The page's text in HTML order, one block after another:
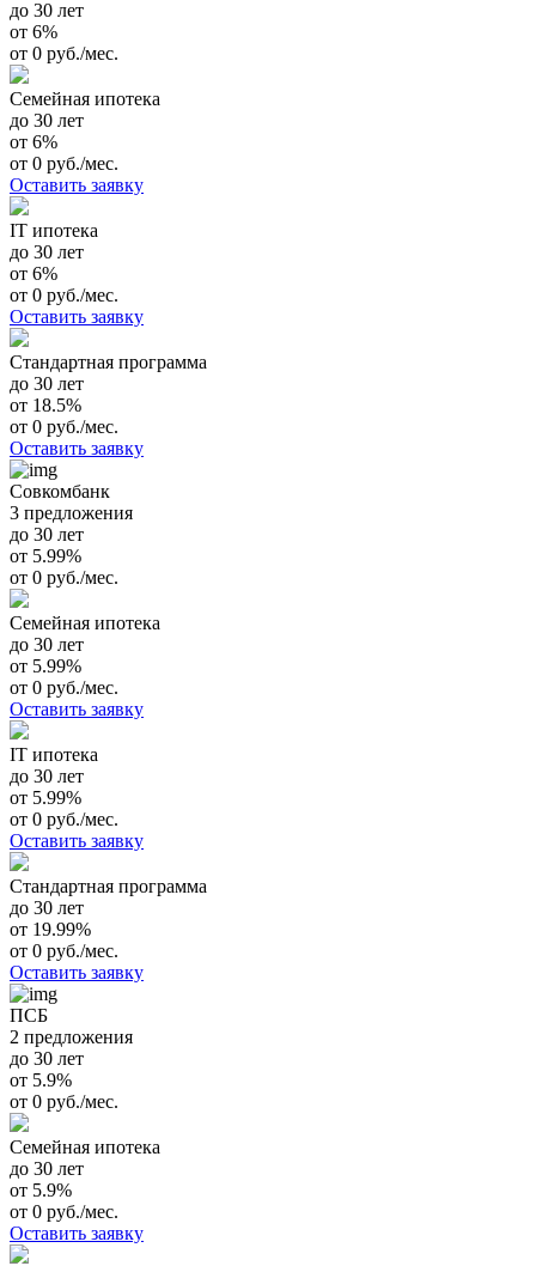
до 30 лет
от 6%
от 0 руб./мес.
Семейная ипотека
до 30 лет
от 6%
от 0 руб./мес.
Оставить заявку
IT ипотека
до 30 лет
от 6%
от 0 руб./мес.
Оставить заявку
Стандартная программа
до 30 лет
от 18.5%
от 0 руб./мес.
Оставить заявку
Совкомбанк
3 предложения
до 30 лет
от 5.99%
от 0 руб./мес.
Семейная ипотека
до 30 лет
от 5.99%
от 0 руб./мес.
Оставить заявку
IT ипотека
до 30 лет
от 5.99%
от 0 руб./мес.
Оставить заявку
Стандартная программа
до 30 лет
от 19.99%
от 0 руб./мес.
Оставить заявку
ПСБ
2 предложения
до 30 лет
от 5.9%
от 0 руб./мес.
Семейная ипотека
до 30 лет
от 5.9%
от 0 руб./мес.
Оставить заявку